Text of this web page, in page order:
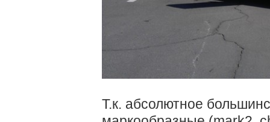
Т.к. абсолютное